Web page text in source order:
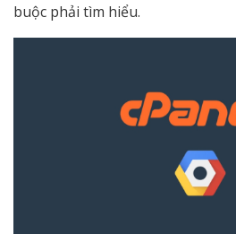
buộc phải tìm hiểu.